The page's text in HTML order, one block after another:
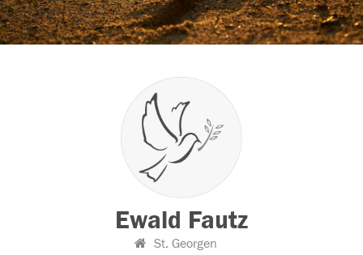
Ewald Fautz
St. Georgen